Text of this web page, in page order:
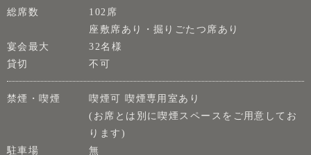
総席数
102席
座敷席あり・掘りごたつ席あり
宴会最大
32名様
貸切
不可
禁煙・喫煙
喫煙可 喫煙専用室あり
(お席とは別に喫煙スペースをご用意してお
ります)
駐車場
無